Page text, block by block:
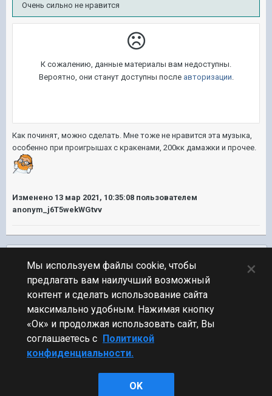
Очень сильно не нравится
Как починят, можно сделать. Мне тоже не нравится эта музыка,
особенно при проигрышах с кракенами, 200кк дамажки и прочее.
Изменено 13 мар 2021, 10:35:08 пользователем
anonym_j6T5wekWGtvv
ПЕРЕЙТИ К СПИСКУ ТЕМ
Обсуждение Мира Кораблей
Стиль
Мы используем файлы cookie, чтобы
предлагать вам наилучший возможный
контент и сделать использование сайта
максимально удобным. Нажимая кнопку
«Ок» и продолжая использовать сайт, Вы
соглашаетесь с Политикой
конфиденциальности.
OK
×